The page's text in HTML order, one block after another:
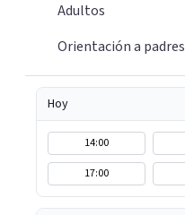
Adultos
Orientación a padres
Hoy
14:00
17:00